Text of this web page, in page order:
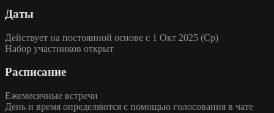
Даты
Действует на постоянной основе с 1 Окт 2025 (Ср)
Набор участников открыт
Расписание
Ежемесячные встречи
День и время определяются с помощью голосования в чате